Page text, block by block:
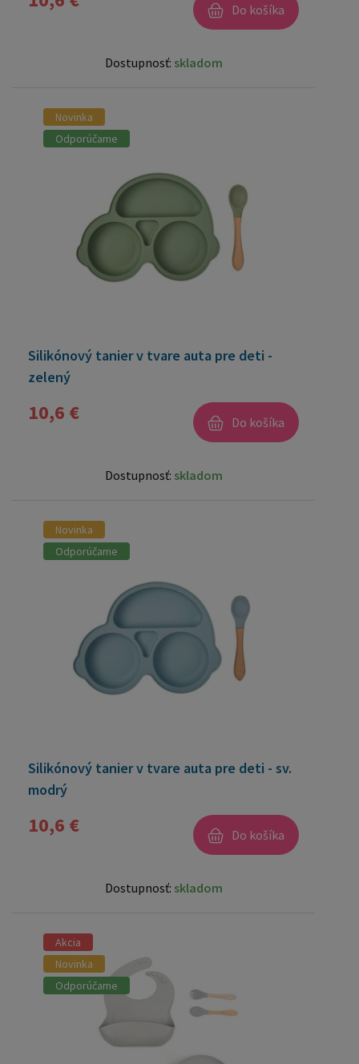
Do košíka
Dostupnosť: skladom
Novinka
Odporúčame
Silikónový tanier v tvare auta pre deti -
zelený
10,6 € Do košíka
Dostupnosť: skladom
Novinka
Odporúčame
Silikónový tanier v tvare auta pre deti - sv.
modrý
10,6 € Do košíka
Dostupnosť: skladom
Akcia
Novinka
Odporúčame